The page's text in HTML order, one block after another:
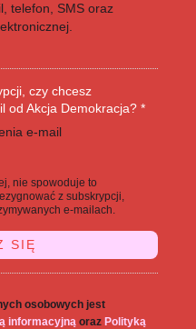
telefon, SMS oraz
czy chcesz
od Akcja Demokracja? *
e-mail
nie spowoduje to
z subskrypcji,
e-mailach.
osobowych jest
informacyjną oraz Polityką